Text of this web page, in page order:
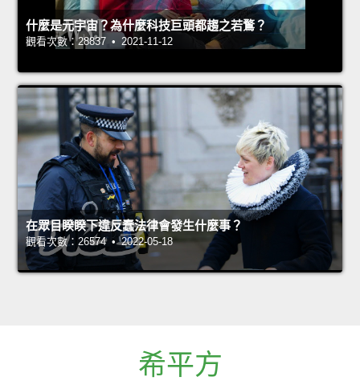
什麼是元宇宙？為什麼科技巨頭都趨之若鶩？
觀看次數：28837 • 2021-11-12
在眾目睽睽下違反蠢法律會發生什麼事？
觀看次數：26574 • 2022-05-18
希平方